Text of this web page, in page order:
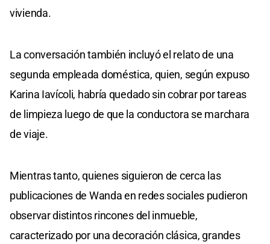
vivienda.
La conversación también incluyó el relato de una
segunda empleada doméstica, quien, según expuso
Karina Iavícoli, habría quedado sin cobrar por tareas
de limpieza luego de que la conductora se marchara
de viaje.
Mientras tanto, quienes siguieron de cerca las
publicaciones de Wanda en redes sociales pudieron
observar distintos rincones del inmueble,
caracterizado por una decoración clásica, grandes